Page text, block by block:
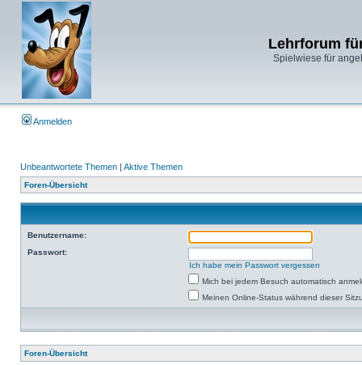
Lehrforum
Spielwiese für
Anmelden
Unbeantwortete Themen | Aktive Themen
Foren-Übersicht
Benutzername:
Passwort:
Ich habe mein Passwort vergessen
Mich bei jedem Besuch automatisch
Meinen Online-Status während dieser
Foren-Übersicht